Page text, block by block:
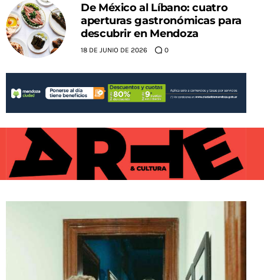
De México al Líbano: cuatro
aperturas gastronómicas para
descubrir en Mendoza
18 DE JUNIO DE 2026 0